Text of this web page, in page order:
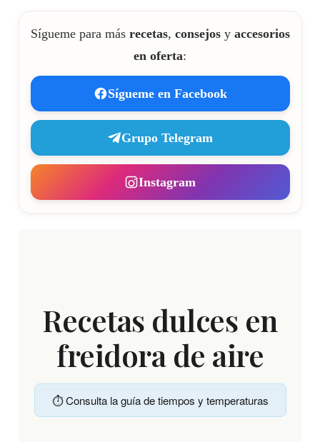
Sígueme para más recetas, consejosy accesorios
en oferta:
Sígueme en Facebook
Grupo Telegram
Instagram
Recetas dulces en
freidora de aire
⏱️ Consulta la guía de tiempos y temperaturas